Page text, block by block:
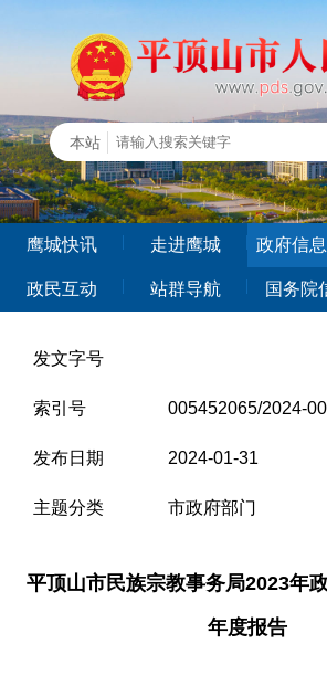
鹰城快讯 走进鹰城 政府信
政民互动 站群导航 国务院
发文字号
索引号 005452065/2024-
发布日期 2024-01-31
主题分类 市政府部门
平顶山市民族宗教事务局2023年
年度报告